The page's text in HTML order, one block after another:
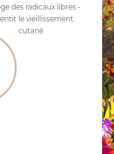
des radicaux libres -
le vieillissement
cutané